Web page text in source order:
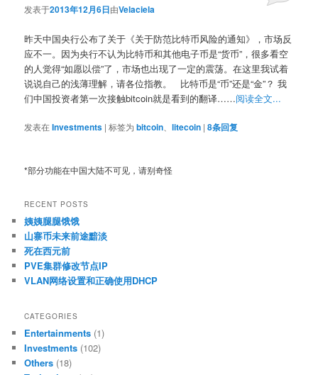
发表于2013年12月6日由Velaciela
昨天中国央行公布了关于《关于防范比特币风险的通知》，市场反
应不一。因为央行不认为比特币和其他电子币是“货币”，很多看空
的人觉得“如愿以偿”了，市场也出现了一定的震荡。在这里我试着
说说自己的浅薄理解，请各位指教。 比特币是“币”还是“金”？ 我
们中国投资者第一次接触bitcoin就是看到的翻译……阅读全文...
发表在Investments |标签为 bitcoin 、litecoin |8条回复
*部分功能在中国大陆不可见，请别奇怪
RECENT POSTS
姨姨腿腿饿饿
山寨币未来前途黯淡
死在西元前
PVE集群修改节点IP
VLAN网络设置和正确使用DHCP
CATEGORIES
Entertainments (1)
Investments (102)
Others (18)